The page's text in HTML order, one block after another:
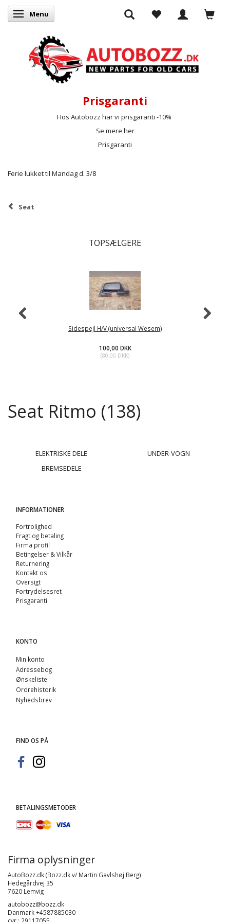
Skifte navigation
Menu
Prisgaranti
Hos Autobozz har vi prisgaranti -10%
Se mere her
Prisgaranti
Ferie lukket til Mandag d. 3/8
Seat
TOPSÆLGERE
Sidespejl H/V (universal Wesem)
100,00 DKK
(80,00 DKK)
Seat Ritmo (138)
ELEKTRISKE DELE
UNDER-VOGN
BREMSEDELE
INFORMATIONER
Fortrolighed
Fragt og betaling
Firma profil
Betingelser & Vilkår
Returnering
Kontakt os
Oversigt
Fortrydelsesret
Prisgaranti
KONTO
Min konto
Adressebog
Ønskeliste
Ordrehistorik
Nyhedsbrev
FIND OS PÅ
BETALINGSMETODER
Firma oplysninger
AutoBozz.dk (Bozz.dk v/ Martin Gavlshøj Berg)
Hedegårdvej 35
7620 Lemvig
autobozz@bozz.dk
Danmark +4587885030